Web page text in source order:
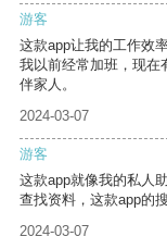
游客
这款app让我的工作效
我以前经常加班，现在
伴家人。
2024-03-07
游客
这款app就像我的私人
查找资料，这款app的
2024-03-07